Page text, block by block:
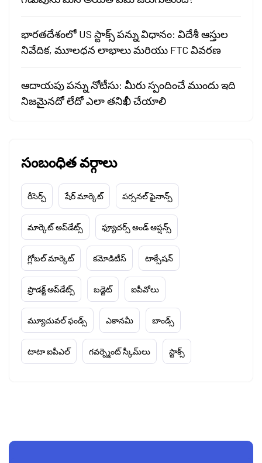
భారతదేశంలో US స్టాక్స్ పన్ను విధానం: విదేశీ ఆస్తుల
నివేదిక, మూలధన లాభాలు మరియు FTC వివరణ
ఆదాయపు పన్ను నోటీసు: మీరు స్పందించే ముందు ఇది
నిజమైనదో లేదో ఎలా తనిఖీ చేయాలి
సంబంధిత వర్గాలు
రీసెర్చ్ షేర్ మార్కెట్ పర్సనల్ ఫైనాన్స్
మార్కెట్ అప్‌డేట్స్ ఫ్యూచర్స్ అండ్ ఆప్షన్స్
గ్లోబల్ మార్కెట్ కమోడిటీస్ టాక్సేషన్
ప్రొడక్ట్ అప్‌డేట్స్ బడ్జెట్ ఐపీవోలు
మ్యూచువల్ ఫండ్స్ ఎకానమీ బాండ్స్
టాటా ఐపీఎల్ గవర్న్మెంట్ స్కీమ్‌లు స్టాక్స్